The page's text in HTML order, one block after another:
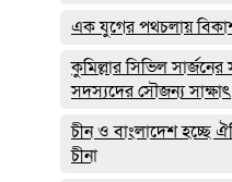
এক যুগের পথচলায়
কুমিল্লার সিভিল
সদস্যদের সৌজন্য সাক্ষাৎ
চীন ও বাংলাদেশ হচ্ছে
চীনা